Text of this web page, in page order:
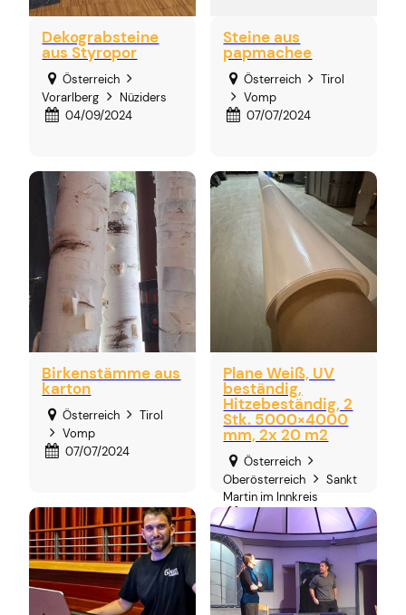
Dekograbsteine
aus Styropor
Österreich
Vorarlberg
Nüziders
04/09/2024
Steine aus
papmachee
Österreich
Tirol
Vomp
07/07/2024
Birkenstämme aus
karton
Österreich
Tirol
Vomp
07/07/2024
Plane Weiß, UV
beständig,
Hitzebeständig, 2
Stk. 5000×4000
mm, 2x 20 m2
Österreich
Oberösterreich
Sankt
Martin im Innkreis
27/04/2024